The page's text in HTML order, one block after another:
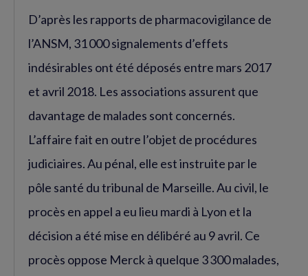
D’après les rapports de pharmacovigilance de
l’ANSM, 31 000 signalements d’effets
indésirables ont été déposés entre mars 2017
et avril 2018. Les associations assurent que
davantage de malades sont concernés.
L’affaire fait en outre l’objet de procédures
judiciaires. Au pénal, elle est instruite par le
pôle santé du tribunal de Marseille. Au civil, le
procès en appel a eu lieu mardi à Lyon et la
décision a été mise en délibéré au 9 avril. Ce
procès oppose Merck à quelque 3 300 malades,